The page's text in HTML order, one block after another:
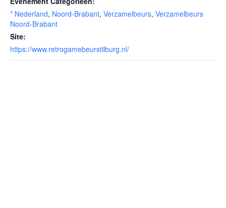
* Nederland, Noord-Brabant, Verzamelbeurs, Verzamelbeurs
Noord-Brabant
Site:
https://www.retrogamebeurstilburg.nl/